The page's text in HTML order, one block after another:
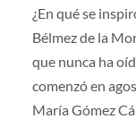
¿En qué se
Bélmez de la
que nunca ha
comenzó en
María Gómez